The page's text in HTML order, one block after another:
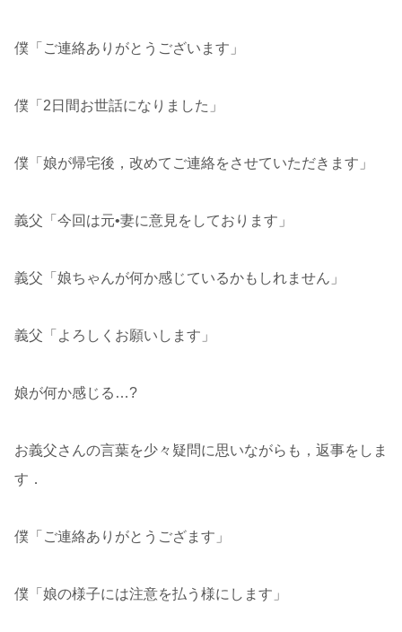
僕「ご連絡ありがとうございます」
僕「2日間お世話になりました」
僕「娘が帰宅後，改めてご連絡をさせていただきます」
義父「今回は元•妻に意見をしております」
義父「娘ちゃんが何か感じているかもしれません」
義父「よろしくお願いします」
娘が何か感じる…?
お義父さんの言葉を少々疑問に思いながらも，返事をしま
す．
僕「ご連絡ありがとうござます」
僕「娘の様子には注意を払う様にします」